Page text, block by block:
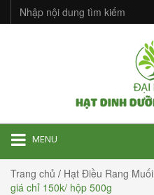
MENU
Trang chủ / Hạt Điều Rang Muối
giá chỉ 150k/ hộp 500g